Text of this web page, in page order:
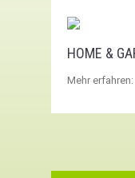
HOME &
Mehr erfahren: